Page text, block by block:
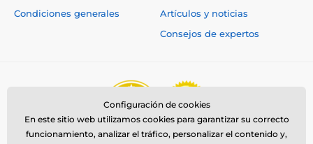
Condiciones generales
Artículos y noticias
Consejos de expertos
Configuración de cookies
En este sitio web utilizamos cookies para garantizar su correcto
funcionamiento, analizar el tráfico, personalizar el contenido y,